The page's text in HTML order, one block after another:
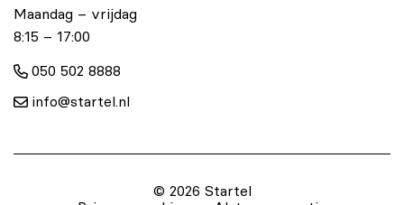
Maandag – vrijdag
8:15 – 17:00
050 502 8888
info@startel.nl
© 2026 Startel